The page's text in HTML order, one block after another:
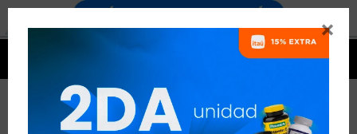

COLÁGENO Y ÁCIDO